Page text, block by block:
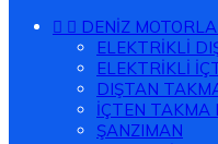
  DENİZ
ELEKTRİKLİ
ELEKTRİKLİ
DIŞTAN
İÇTEN TAKMA
ŞANZIMAN